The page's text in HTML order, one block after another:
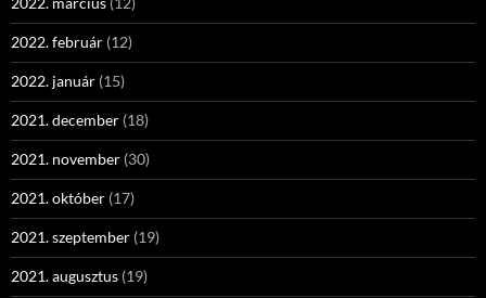
2022. február (12)
2022. január (15)
2021. december (18)
2021. november (30)
2021. október (17)
2021. szeptember (19)
2021. augusztus (19)